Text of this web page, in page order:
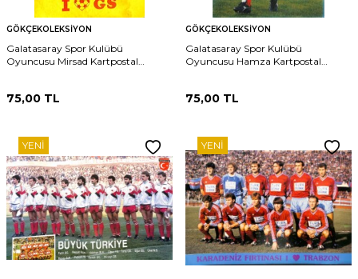
GÖKÇEKOLEKSIYON
Galatasaray Spor Kulübü
Oyuncusu Mirsad Kartpostal
75,00 TL
GÖKÇEKOLEKSIYON
Galatasaray Spor Kulübü
Oyuncusu Hamza Kartpostal
75,00 TL
YENI YENI